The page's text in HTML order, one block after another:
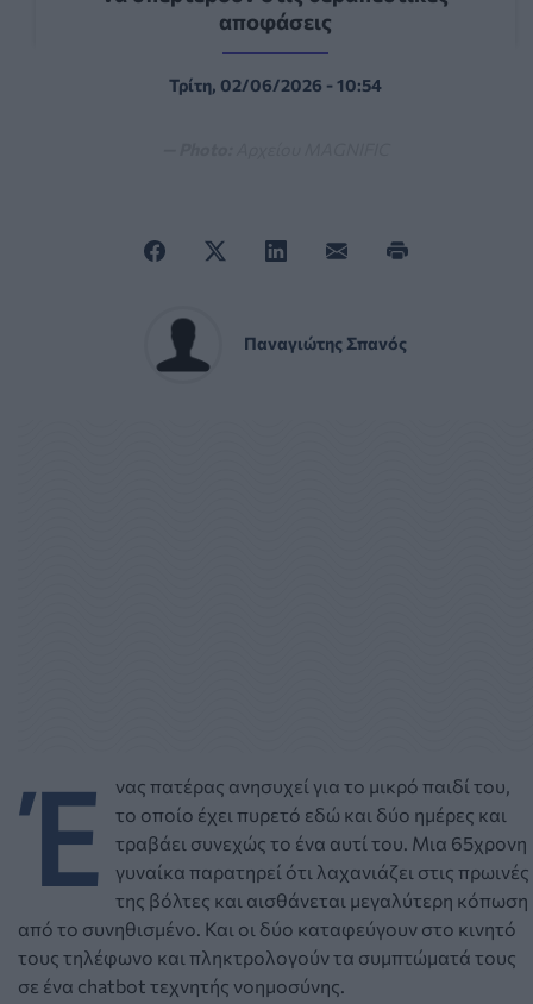
αποφάσεις
Τρίτη, 02/06/2026 - 10:54
Παναγιώτης Σπανός
Έ
νας πατέρας ανησυχεί για το μικρό παιδί του,
το οποίο έχει πυρετό εδώ και δύο ημέρες και
τραβάει συνεχώς το ένα αυτί του. Μια 65χρονη
γυναίκα παρατηρεί ότι λαχανιάζει στις πρωινές
της βόλτες και αισθάνεται μεγαλύτερη κόπωση
από το συνηθισμένο. Και οι δύο καταφεύγουν στο κινητό
τους τηλέφωνο και πληκτρολογούν τα συμπτώματά τους
σε ένα chatbot τεχνητής νοημοσύνης.